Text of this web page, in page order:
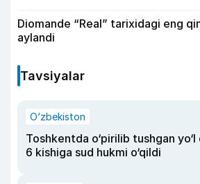
Diomande “Real” tarixidagi eng
aylandi
Tavsiyalar
O‘zbekiston
Toshkentda o‘pirilib tushgan yo‘l
6 kishiga sud hukmi o‘qildi